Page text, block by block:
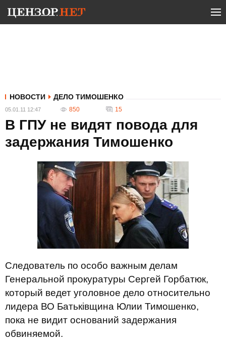
НОВОСТИ ДЕЛО ТИМОШЕНКО
05.01.11 12:47 850 15
В ГПУ не видят повода для
задержания Тимошенко
Следователь по особо важным делам
Генеральной прокуратуры Сергей Горбатюк,
который ведет уголовное дело относительно
лидера ВО Батьківщина Юлии Тимошенко,
пока не видит оснований задержания
обвиняемой.